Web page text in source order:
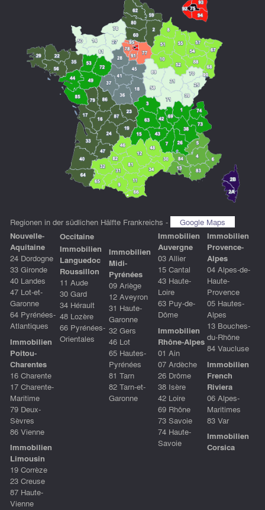
Regionen in der südlichen Hälfte Frankreichs -
Google Maps
Nouvelle-
Aquitaine
24 Dordogne
33 Gironde
40 Landes
47 Lot-et-
Garonne
64 Pyrénées-
Atlantiques
Immobilien
Poitou-
Charentes
16 Charente
17 Charente-
Maritime
79 Deux-
Sèvres
86 Vienne
Immobilien
Limousin
19 Corrèze
23 Creuse
87 Haute-
Vienne
Occitaine
Immobilien
Languedoc
Roussillon
11 Aude
30 Gard
34 Hérault
48 Lozère
66 Pyrénées-
Orientales
Immobilien
Midi-
Pyrénées
09 Ariège
12 Aveyron
31 Haute-
Garonne
32 Gers
46 Lot
65 Hautes-
Pyrénées
81 Tarn
82 Tarn-et-
Garonne
Immobilien
Auvergne
03 Allier
15 Cantal
43 Haute-
Loire
63 Puy-de-
Dôme
Immobilien
Rhône-Alpes
01 Ain
07 Ardèche
26 Drôme
38 Isère
42 Loire
69 Rhône
73 Savoie
74 Haute-
Savoie
Immobilien
Provence-
Alpes
04 Alpes-de-
Haute-
Provence
05 Hautes-
Alpes
13 Bouches-
du-Rhône
84 Vaucluse
Immobilien
French
Riviera
06 Alpes-
Maritimes
83 Var
Immobilien
Corsica